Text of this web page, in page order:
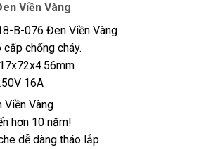
Viền Vàng
B-076 Đen Viền Vàng
cấp chống cháy.
16A
Viền Vàng
hơn 10 năm!
dễ dàng tháo lắp